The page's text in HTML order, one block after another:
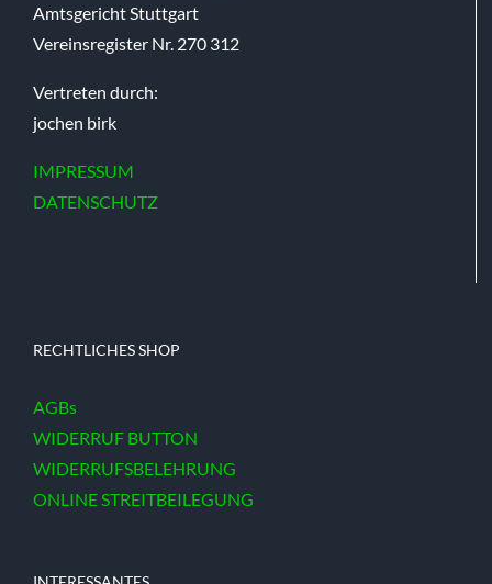
Amtsgericht Stuttgart
Vereinsregister Nr. 270 312
Vertreten durch:
jochen birk
IMPRESSUM
DATENSCHUTZ
RECHTLICHES SHOP
AGBs
WIDERRUF BUTTON
WIDERRUFSBELEHRUNG
ONLINE STREITBEILEGUNG